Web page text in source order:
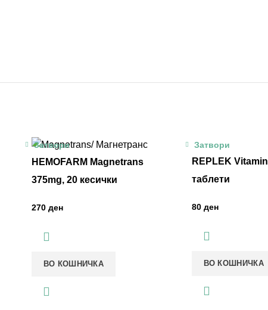
Затвори
HEMOFARM Magnetrans
375mg, 20 кесички
ден
ВО КОШНИЧКА
Затвори
REPLEK
таблети
ден
ВО КОШНИЧКА